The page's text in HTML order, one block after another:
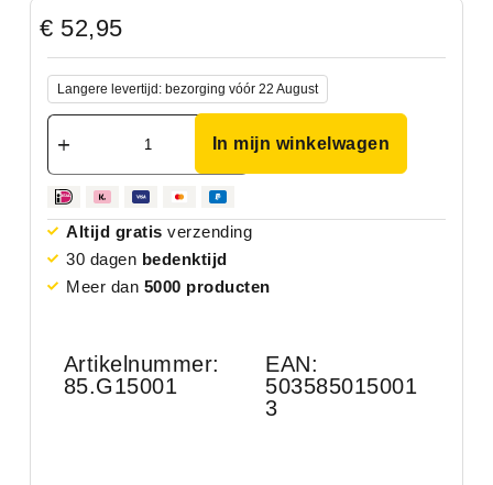
€ 52,95
Langere levertijd: bezorging vóór 22 August
In mijn winkelwagen
Altijd gratis verzending
30 dagen bedenktijd
Meer dan 5000 producten
Artikelnummer:
85.G15001
EAN:
503585015001
3